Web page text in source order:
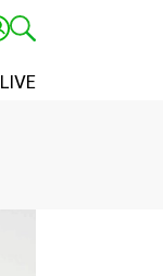
LIVE